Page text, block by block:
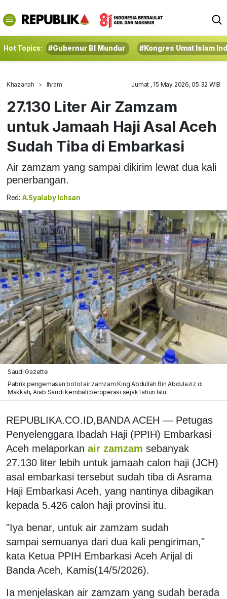
Hot Topics: #Gubernur BI Mundur #Kongres Umat Islam
Khazanah Ihram Jumat , 15 May 2026, 05:32 WIB
27.130 Liter Air Zamzam
untuk Jamaah Haji Asal Aceh
Sudah Tiba di Embarkasi
Air zamzam yang sampai dikirim lewat dua kali
penerbangan.
Red: A.Syalaby Ichsan
Saudi Gazette
Pabrik pengemasan botol air zamzam King Abdullah Bin Abdulaziz di
Makkah, Arab Saudi kembali beroperasi sejak tahun lalu.
REPUBLIKA.CO.ID,BANDA ACEH — Petugas
Penyelenggara Ibadah Haji (PPIH) Embarkasi
Aceh melaporkan air zamzam sebanyak
27.130 liter lebih untuk jamaah calon haji (JCH)
asal embarkasi tersebut sudah tiba di Asrama
Haji Embarkasi Aceh, yang nantinya dibagikan
kepada 5.426 calon haji provinsi itu.
"Iya benar, untuk air zamzam sudah
sampai semuanya dari dua kali pengiriman,"
kata Ketua PPIH Embarkasi Aceh Arijal di
Banda Aceh, Kamis(14/5/2026).
Ia menjelaskan air zamzam yang sudah berada